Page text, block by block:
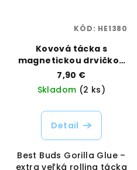
Kovová tácka s
magnetickou drvičkou
– Gorilla Glue, veľkosť
Large | Best Buds |
Vaporama
7,90 €
Skladom (2 ks)
Detail
Best Buds Gorilla Glue –
extra veľká rolling tácka
KÓD: HE1380